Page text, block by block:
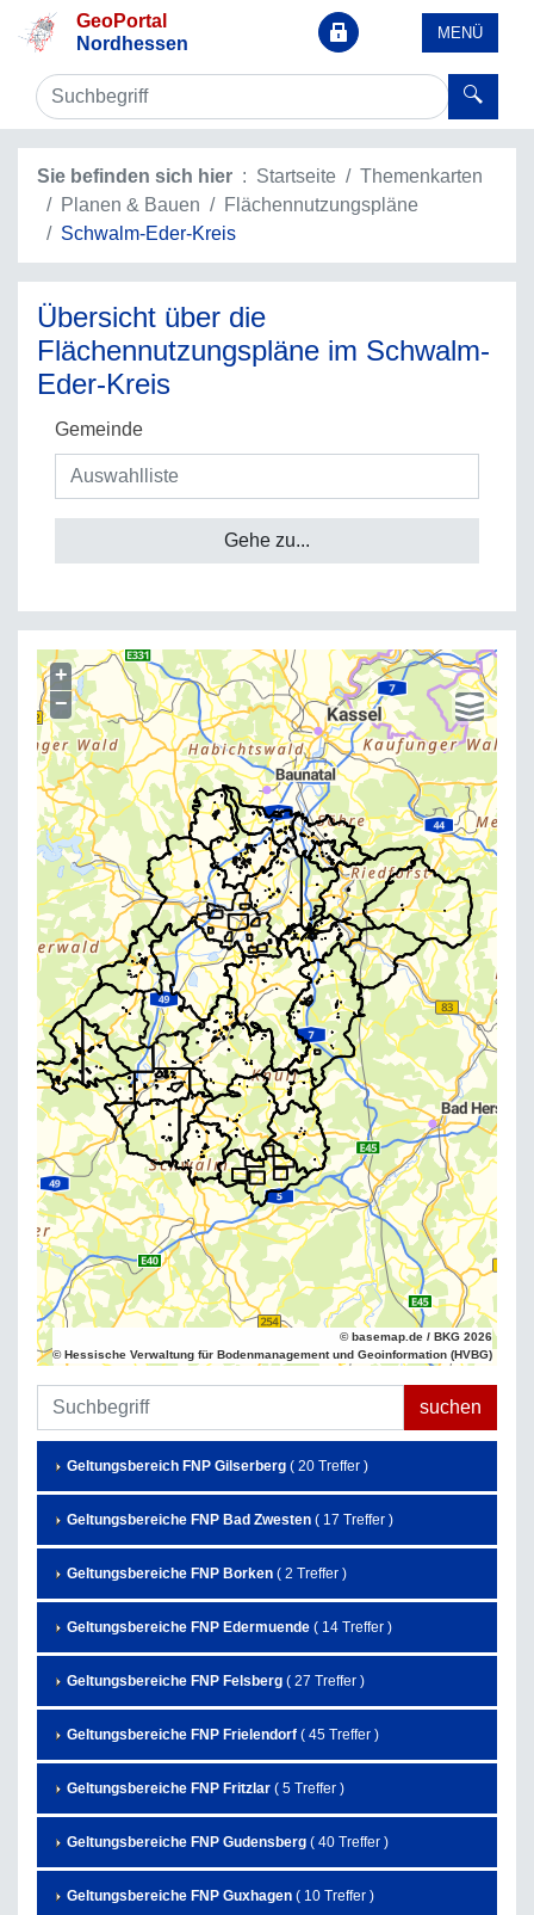
GeoPortal
Nordhessen
MENÜ
Sie befinden sich hier Startseite
Themenkarten
Planen & Bauen
Flächennutzungspläne
Schwalm-Eder-Kreis
Übersicht über die
Flächennutzungspläne im Schwalm-
Eder-Kreis
Gemeinde
Gehe zu...
+
−
© basemap.de / BKG 2026
© Hessische Verwaltung für Bodenmanagement und Geoinformation (HVBG)
Geltungsbereich FNP Gilserberg ( 20 Treffer )
Geltungsbereiche FNP Bad Zwesten ( 17 Treffer )
Geltungsbereiche FNP Borken ( 2 Treffer )
Geltungsbereiche FNP Edermuende ( 14 Treffer )
Geltungsbereiche FNP Felsberg ( 27 Treffer )
Geltungsbereiche FNP Frielendorf ( 45 Treffer )
Geltungsbereiche FNP Fritzlar ( 5 Treffer )
Geltungsbereiche FNP Gudensberg ( 40 Treffer )
Geltungsbereiche FNP Guxhagen ( 10 Treffer )